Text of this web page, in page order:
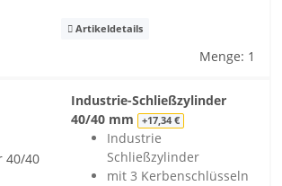
Artikeldetails
Menge: 1
Industrie-Schließzylinder
40/40 mm
+17,34 €
Industrie
Schließzylinder
mit 3 Kerbenschlüsseln